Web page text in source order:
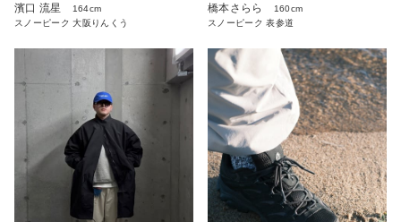
濱口 流星
164cm
スノーピーク 大阪りんくう
橋本さらら
160cm
スノーピーク 表参道